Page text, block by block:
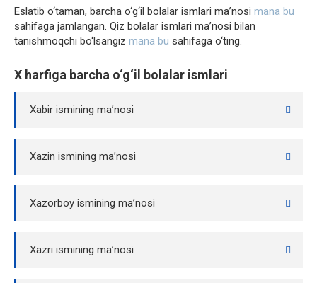
Eslatib o‘taman, barcha o‘g‘il bolalar ismlari ma’nosi mana bu
sahifaga jamlangan. Qiz bolalar ismlari ma’nosi bilan
tanishmoqchi bo‘lsangiz mana bu sahifaga o‘ting.
X harfiga barcha o‘g‘il bolalar ismlari
Xabir ismining ma’nosi
Xazin ismining ma’nosi
Xazorboy ismining ma’nosi
Xazri ismining ma’nosi